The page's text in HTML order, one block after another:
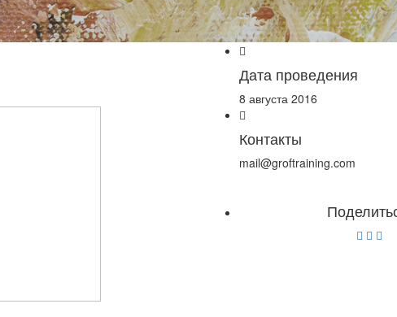
Дата проведения
8 августа 2016
Контакты
mail@groftraining.com